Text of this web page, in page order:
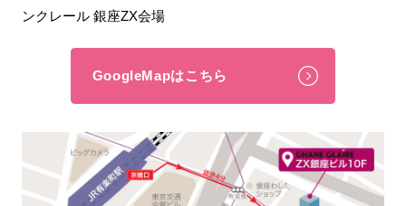
ンクレール 銀座ZX会場
GoogleMapはこちら